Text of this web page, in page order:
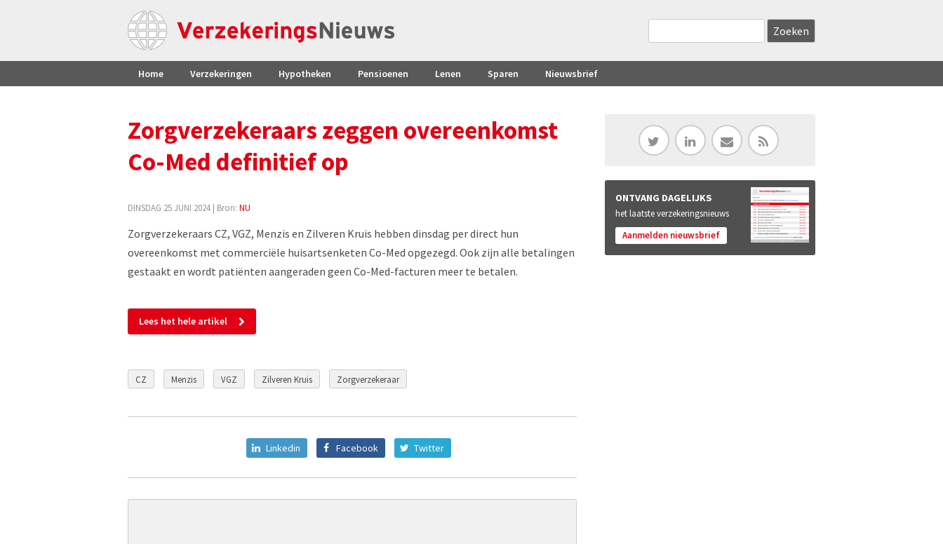
Home Verzekeringen Hypotheken Pensioenen Lenen Sparen Nieuwsbrief
Zorgverzekeraars zeggen overeenkomst
Co-Med definitief op
DINSDAG 25 JUNI 2024 | Bron: NU
Zorgverzekeraars CZ, VGZ, Menzis en Zilveren Kruis hebben dinsdag per direct hun
overeenkomst met commerciële huisartsenketen Co-Med opgezegd. Ook zijn alle betalingen
gestaakt en wordt patiënten aangeraden geen Co-Med-facturen meer te betalen.
Lees het hele artikel
CZ Menzis VGZ Zilveren Kruis Zorgverzekeraar
Linkedin Facebook Twitter
ONTVANG DAGELIJKS
het laatste verzekeringsnieuws
Aanmelden nieuwsbrief